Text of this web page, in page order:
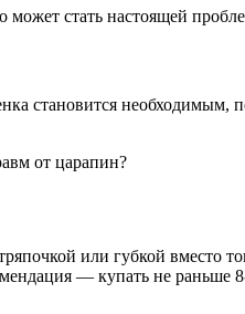
может стать настоящей
становится
от царапин?
или губкой вместо
— купать не раньше